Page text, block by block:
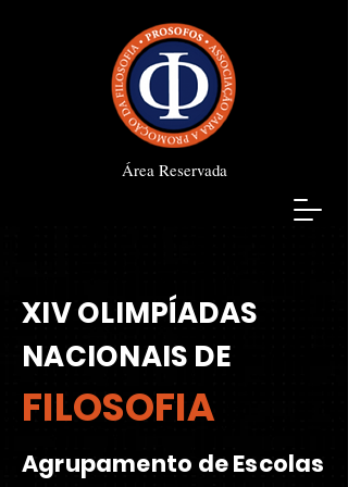
Área Reservada
XIV OLIMPÍADAS
NACIONAIS DE
FILOSOFIA
Agrupamento de Escolas